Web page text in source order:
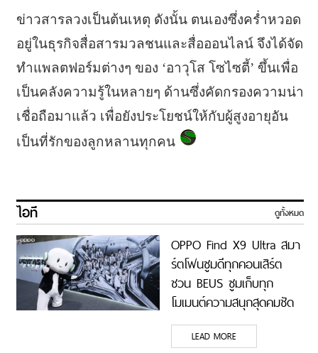
ข่าวสารลวงเป็นต้นเหตุ ดังนั้น ตนเองซึ่งคร่ำหวอด
อยู่ในธุรกิจสื่อสารมวลชนและสื่อออนไลน์ จึงได้จัด
ทำแพลตฟอร์มต่างๆ ของ ‘อาวุโส โซไซตี้’ ขึ้นเพื่อ
เป็นคลังความรู้ในหลายๆ ด้านซึ่งคัดกรองความน่า
เชื่อถือมาแล้ว เพื่อยังประโยชน์ให้กับผู้สูงอายุอัน
เป็นที่รักของลูกหลานทุกคน
ไอที ดูทั้งหมด
OPPO Find X9 Ultra สมา
ร์ตโฟนซูมดีทุกคอนเสิร์ต
ชวน BEUS ซูมเก็บทุก
โมเมนต์ความสนุกสุดคมชัด
ในคอนเสิร์ต BUS LIGHT
AS ONE
LEAD MORE